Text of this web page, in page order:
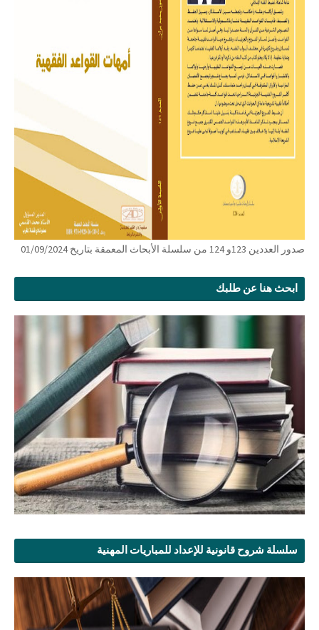
صدور العددين 123و 124 من سلسلة الأبحاث المعمقة بتاريخ 01/09/2024
ابحث هنا عن طلبك
سلسلة شروح قانونية للإعداد للمباريات المهنية